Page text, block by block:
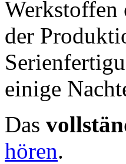
Werkstoffen
der
einige
Das
hören.